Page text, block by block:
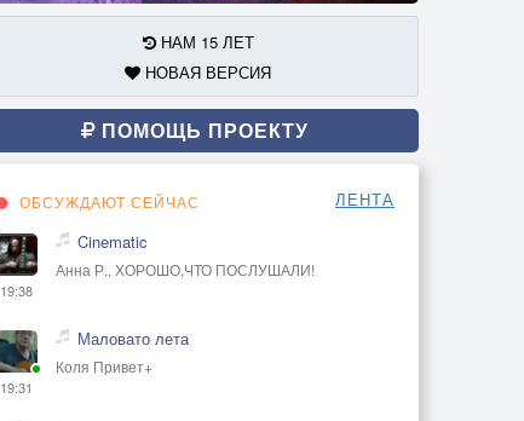
НАМ 15 ЛЕТ
НОВАЯ ВЕРСИЯ
ПОМОЩЬ ПРОЕКТУ
ОБСУЖДАЮТ СЕЙЧАС ЛЕНТА
19:38
Cinematic
Анна Р., ХОРОШО,ЧТО ПОСЛУШАЛИ!
19:31
Маловато лета
Коля Привет+